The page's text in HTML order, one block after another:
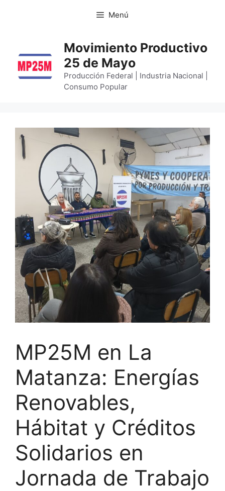
Menú
Movimiento Productivo
25 de Mayo
Producción Federal | Industria Nacional |
Consumo Popular
MP25M en La
Matanza: Energías
Renovables,
Hábitat y Créditos
Solidarios en
Jornada de Trabajo